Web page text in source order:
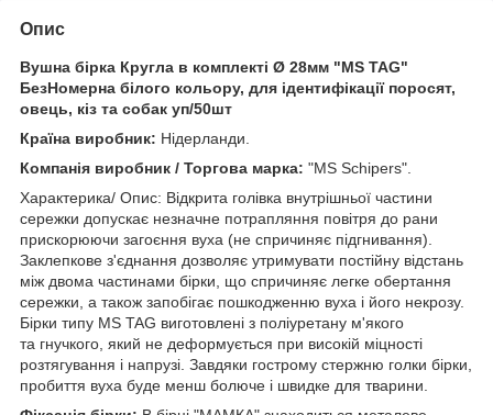
Опис
Вушна бірка Кругла в комплекті Ø 28мм "МS TAG"
БезНомерна білого кольору, для ідентифікації поросят,
овець, кіз та собак уп/50шт
Країна виробник: Нідерланди.
Компанія виробник / Торгова марка: "MS Schipers".
Характерика/ Опис: Відкрита голівка внутрішньої частини
сережки допускає незначне потрапляння повітря до рани
прискорюючи загоєння вуха (не спричиняє підгнивання).
Заклепкове з'єднання дозволяє утримувати постійну відстань
між двома частинами бірки, що спричиняє легке обертання
сережки, а також запобігає пошкодженню вуха і його некрозу.
Бірки типу МS TAG виготовлені з поліуретану м'якого
та гнучкого, який не деформується при високій міцності
розтягування і напрузі. Завдяки гострому стержню голки бірки,
пробиття вуха буде менш болюче і швидке для тварини.